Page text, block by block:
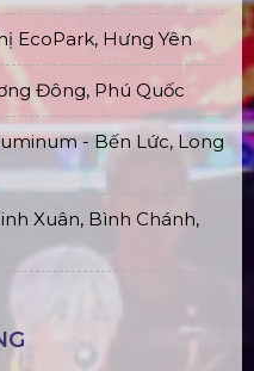
EcoPark, Hưng Yên
Đông, Phú Quốc
- Bến Lức, Long
Xuân, Bình Chánh,